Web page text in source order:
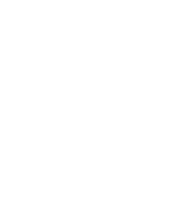
本格的な和食が楽し